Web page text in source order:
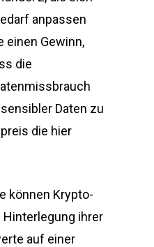
anpassen
einen Gewinn,
die
Daten zu
die hier
können Krypto-
ihrer
auf einer